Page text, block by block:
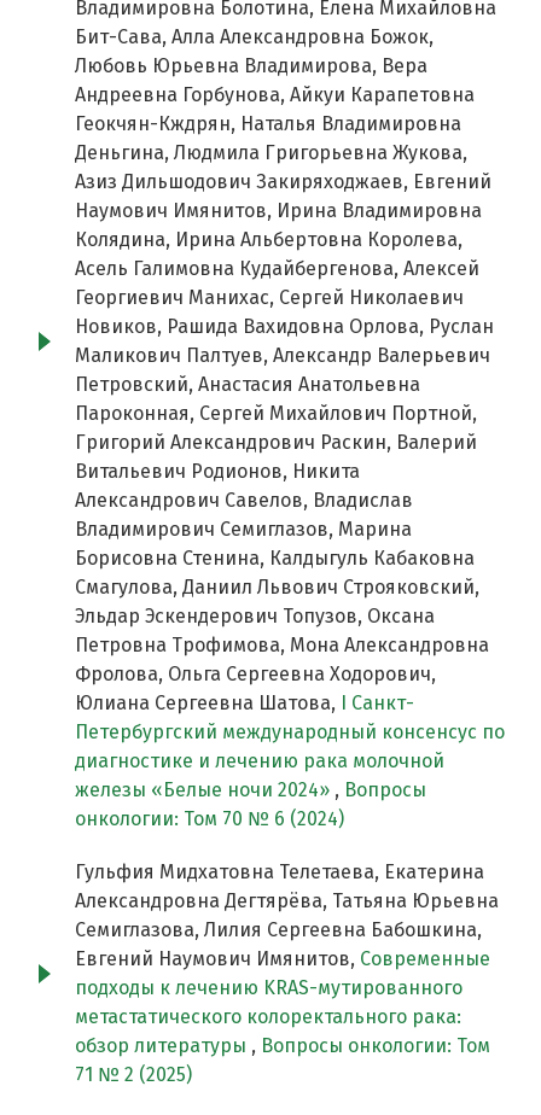
Владимировна Болотина, Елена Михайловна
Бит-Сава, Алла Александровна Божок,
Любовь Юрьевна Владимирова, Вера
Андреевна Горбунова, Айкуи Карапетовна
Геокчян-Кждрян, Наталья Владимировна
Деньгина, Людмила Григорьевна Жукова,
Азиз Дильшодович Закиряходжаев, Евгений
Наумович Имянитов, Ирина Владимировна
Колядина, Ирина Альбертовна Королева,
Асель Галимовна Кудайбергенова, Алексей
Георгиевич Манихас, Сергей Николаевич
Новиков, Рашида Вахидовна Орлова, Руслан
Маликович Палтуев, Александр Валерьевич
Петровский, Анастасия Анатольевна
Пароконная, Сергей Михайлович Портной,
Григорий Александрович Раскин, Валерий
Витальевич Родионов, Никита
Александрович Савелов, Владислав
Владимирович Семиглазов, Марина
Борисовна Стенина, Калдыгуль Кабаковна
Смагулова, Даниил Львович Строяковский,
Эльдар Эскендерович Топузов, Оксана
Петровна Трофимова, Мона Александровна
Фролова, Ольга Сергеевна Ходорович,
Юлиана Сергеевна Шатова,
I Cанкт-
Петербургский международный консенсус по
диагностике и лечению рака молочной
железы «Белые ночи 2024» , Вопросы
онкологии: Том 70 № 6 (2024)
Гульфия Мидхатовна Телетаева, Екатерина
Александровна Дегтярёва, Татьяна Юрьевна
Семиглазова, Лилия Сергеевна Бабошкина,
Евгений Наумович Имянитов, Современные
подходы к лечению KRAS-мутированного
метастатического колоректального рака:
обзор литературы , Вопросы онкологии: Том
71 № 2 (2025)